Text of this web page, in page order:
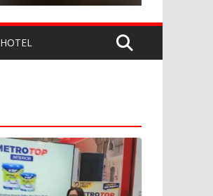
HOTEL